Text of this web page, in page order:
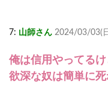
7: 山師さん 2024/03/03(
俺は信用やってる
欲深な奴は簡単に